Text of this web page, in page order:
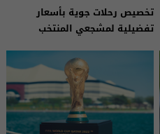
تخصيص رحلات جوية بأسعار
تفضيلية لمشجعي المنتخب